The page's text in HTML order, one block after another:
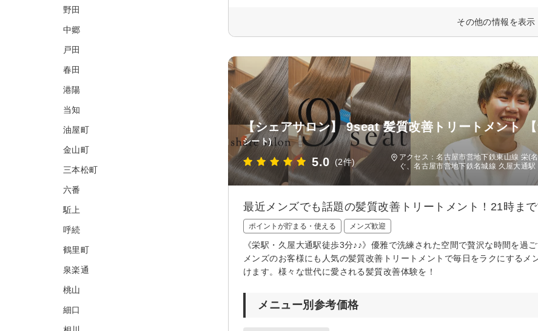
その他の情報を表示
【シェアサロン】 9seat 髪質改善トリートメント 【
シート)
5.0 (2件)
アクセス：名古屋市営地下鉄東山線 栄(
ぐ、名古屋市営地下鉄名城線 久屋大通
最近メンズでも話題の髪質改善トリートメント！21時ま
ポイントが貯まる・使える メンズ歓迎
《栄駅・久屋大通駅徒歩3分♪♪》優雅で洗練された空間で贅沢な時間を過
メンズのお客様にも人気の髪質改善トリートメントで毎日をラクにするメ
けます。様々な世代に愛される髪質改善体験を！
メニュー別参考価格
野田
中郷
戸田
春田
港陽
当知
油屋町
金山町
三本松町
六番
駈上
呼続
鶴里町
泉楽通
桃山
細口